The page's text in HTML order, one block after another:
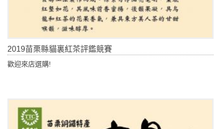
2019苗栗縣貓裏紅茶評鑑競賽
歡迎來店選購!